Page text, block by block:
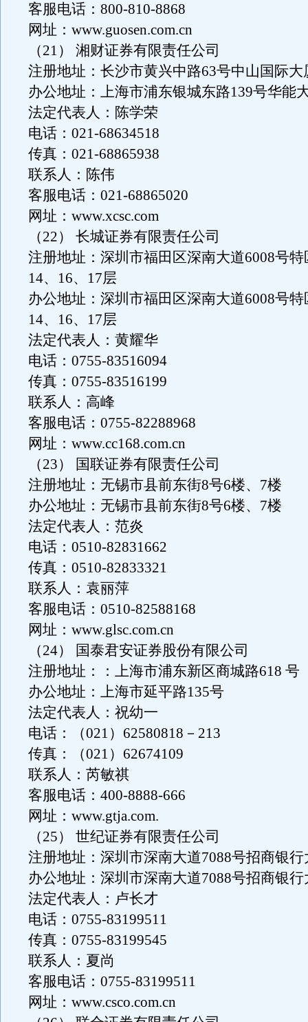
客服电话：800-810-8868
网址：www.guosen.com.cn
（21） 湘财证券有限责任公司
注册地址：长沙市黄兴中路63号中山国际大
办公地址：上海市浦东银城东路139号华能
法定代表人：陈学荣
电话：021-68634518
传真：021-68865938
联系人：陈伟
客服电话：021-68865020
网址：www.xcsc.com
（22） 长城证券有限责任公司
注册地址：深圳市福田区深南大道6008号
14、16、17层
办公地址：深圳市福田区深南大道6008号
14、16、17层
法定代表人：黄耀华
电话：0755-83516094
传真：0755-83516199
联系人：高峰
客服电话：0755-82288968
网址：www.cc168.com.cn
（23） 国联证券有限责任公司
注册地址：无锡市县前东街8号6楼、7楼
办公地址：无锡市县前东街8号6楼、7楼
法定代表人：范炎
电话：0510-82831662
传真：0510-82833321
联系人：袁丽萍
客服电话：0510-82588168
网址：www.glsc.com.cn
（24） 国泰君安证券股份有限公司
注册地址：：上海市浦东新区商城路618 号
办公地址：上海市延平路135号
法定代表人：祝幼一
电话：（021）62580818－213
传真：（021）62674109
联系人：芮敏祺
客服电话：400-8888-666
网址：www.gtja.com.
（25） 世纪证券有限责任公司
注册地址：深圳市深南大道7088号招商银行
办公地址：深圳市深南大道7088号招商银行
法定代表人：卢长才
电话：0755-83199511
传真：0755-83199545
联系人：夏尚
客服电话：0755-83199511
网址：www.csco.com.cn